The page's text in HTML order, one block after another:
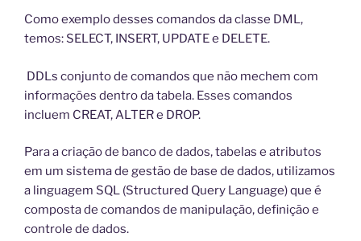
Como exemplo desses comandos da classe DML,
temos: SELECT, INSERT, UPDATE e DELETE.
DDLs conjunto de comandos que não mechem com
informações dentro da tabela. Esses comandos
incluem CREAT, ALTER e DROP.
Para a criação de banco de dados, tabelas e atributos
em um sistema de gestão de base de dados, utilizamos
a linguagem SQL (Structured Query Language) que é
composta de comandos de manipulação, definição e
controle de dados.